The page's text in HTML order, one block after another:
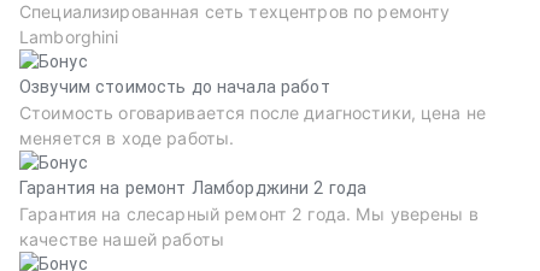
Специализированная сеть техцентров по ремонту
Lamborghini
Озвучим стоимость до начала работ
Стоимость оговаривается после диагностики, цена не
меняется в ходе работы.
Гарантия на ремонт Ламборджини 2 года
Гарантия на слесарный ремонт 2 года. Мы уверены в
качестве нашей работы